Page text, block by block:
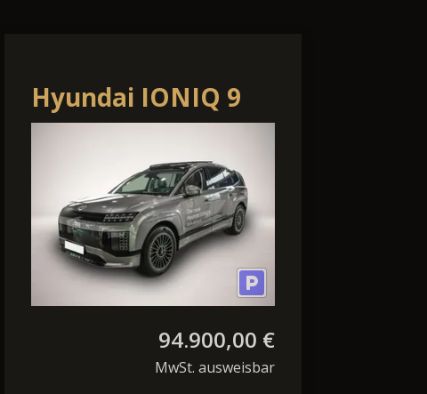
Hyundai IONIQ 9
4WD UNIQ
Panorama-Glas-
Schiebedach, Rela
94.900,00 €
MwSt. ausweisbar